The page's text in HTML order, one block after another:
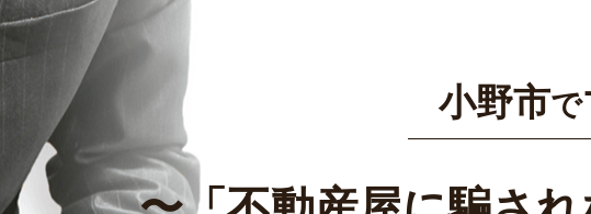
小野市で